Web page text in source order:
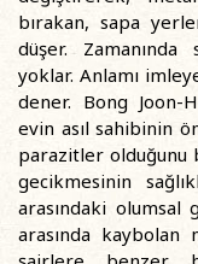
bırakan, sapa
düşer. Zamanında
yoklar. Anlamı
dener. Bong Joon-
evin asıl sahibinin
parazitler olduğunu
gecikmesinin
arasındaki
arasında kaybolan